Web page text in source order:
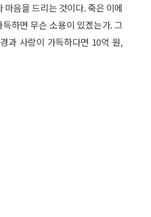
음을 드리는 것이다. 죽은 이에
하면 무슨 소용이 있겠는가. 그
과 사랑이 가득하다면 10억 원,